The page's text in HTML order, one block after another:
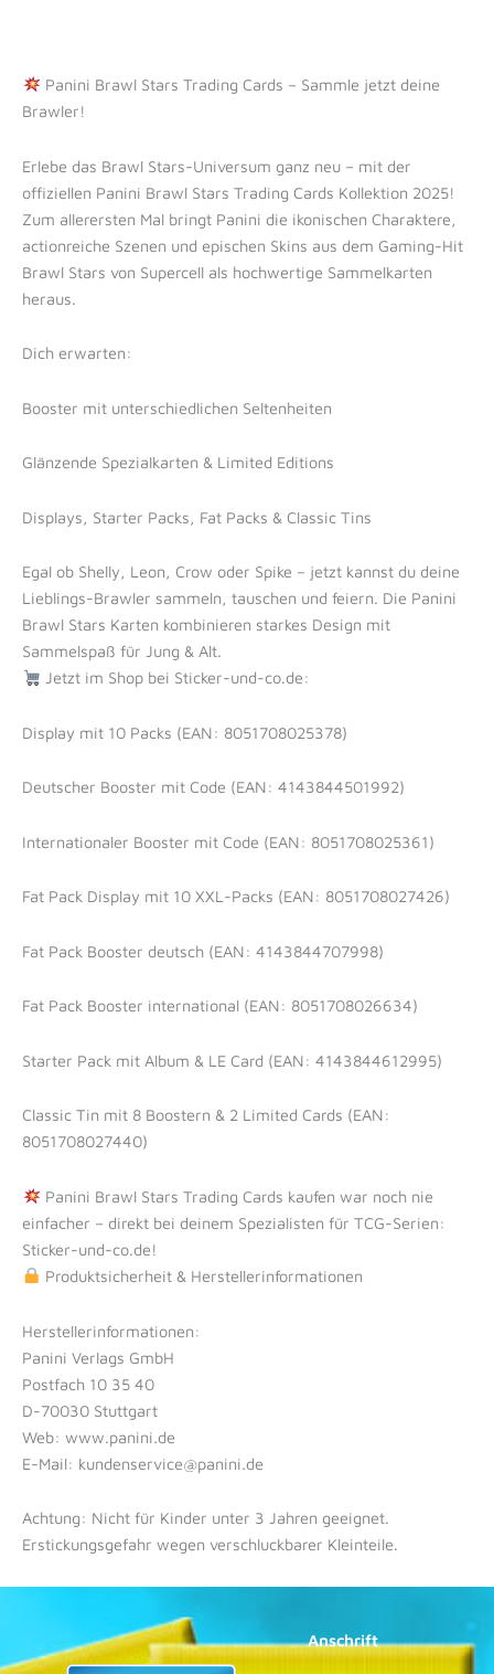
Panini Brawl Stars Trading Cards – Sammle jetzt deine
Brawler!
Erlebe das Brawl Stars-Universum ganz neu – mit der
offiziellen Panini Brawl Stars Trading Cards Kollektion 2025!
Zum allerersten Mal bringt Panini die ikonischen Charaktere,
actionreiche Szenen und epischen Skins aus dem Gaming-Hit
Brawl Stars von Supercell als hochwertige Sammelkarten
heraus.
Dich erwarten:
Booster mit unterschiedlichen Seltenheiten
Glänzende Spezialkarten & Limited Editions
Displays, Starter Packs, Fat Packs & Classic Tins
Egal ob Shelly, Leon, Crow oder Spike – jetzt kannst du deine
Lieblings-Brawler sammeln, tauschen und feiern. Die Panini
Brawl Stars Karten kombinieren starkes Design mit
Sammelspaß für Jung & Alt.
Jetzt im Shop bei Sticker-und-co.de:
Display mit 10 Packs (EAN: 8051708025378)
Deutscher Booster mit Code (EAN: 4143844501992)
Internationaler Booster mit Code (EAN: 8051708025361)
Fat Pack Display mit 10 XXL-Packs (EAN: 8051708027426)
Fat Pack Booster deutsch (EAN: 4143844707998)
Fat Pack Booster international (EAN: 8051708026634)
Starter Pack mit Album & LE Card (EAN: 4143844612995)
Classic Tin mit 8 Boostern & 2 Limited Cards (EAN:
8051708027440)
Panini Brawl Stars Trading Cards kaufen war noch nie
einfacher – direkt bei deinem Spezialisten für TCG-Serien:
Sticker-und-co.de!
Produktsicherheit & Herstellerinformationen
Herstellerinformationen:
Panini Verlags GmbH
Postfach 10 35 40
D-70030 Stuttgart
Web: www.panini.de
E-Mail: kundenservice@panini.de
Achtung: Nicht für Kinder unter 3 Jahren geeignet.
Erstickungsgefahr wegen verschluckbarer Kleinteile.
Anschrift